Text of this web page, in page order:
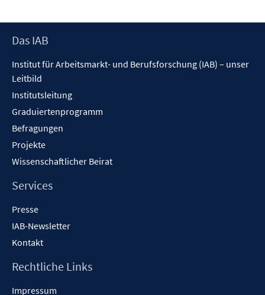
öffnen
Footer
Das IAB
Institut für Arbeitsmarkt- und Berufsforschung (IAB) – unser
Leitbild
Institutsleitung
Graduiertenprogramm
Befragungen
Projekte
Wissenschaftlicher Beirat
Services
Presse
IAB-Newsletter
Kontakt
Rechtliche Links
Impressum